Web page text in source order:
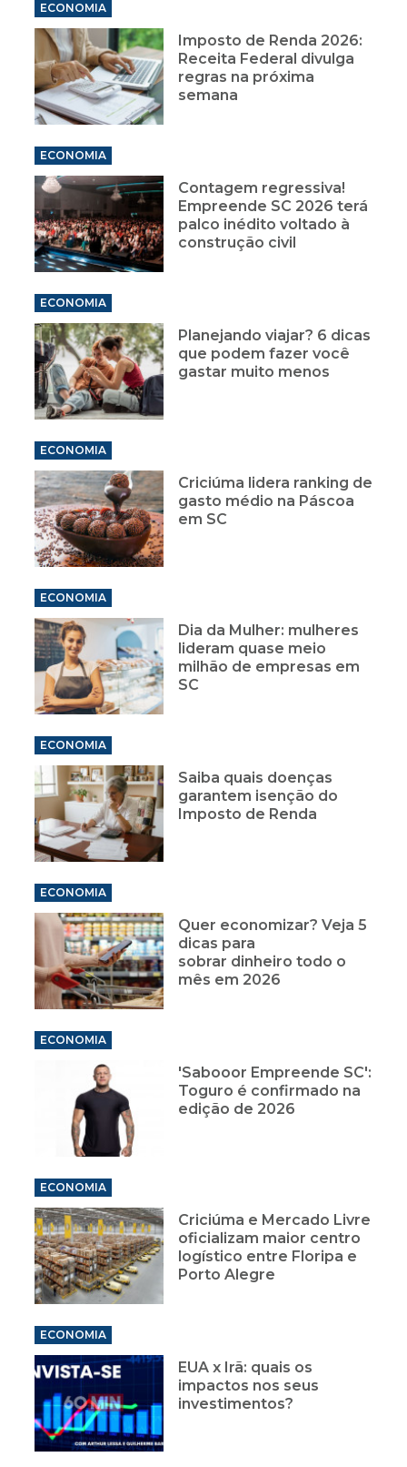
ECONOMIA
Imposto de Renda 2026:
Receita Federal divulga
regras na próxima
semana
ECONOMIA
Contagem regressiva!
Empreende SC 2026 terá
palco inédito voltado à
construção civil
ECONOMIA
Planejando viajar? 6 dicas
que podem fazer você
gastar muito menos
ECONOMIA
Criciúma lidera ranking de
gasto médio na Páscoa
em SC
ECONOMIA
Dia da Mulher: mulheres
lideram quase meio
milhão de empresas em
SC
ECONOMIA
Saiba quais doenças
garantem isenção do
Imposto de Renda
ECONOMIA
Quer economizar? Veja 5
dicas para
sobrar dinheiro todo o
mês em 2026
ECONOMIA
'Sabooor Empreende SC':
Toguro é confirmado na
edição de 2026
ECONOMIA
Criciúma e Mercado Livre
oficializam maior centro
logístico entre Floripa e
Porto Alegre
ECONOMIA
EUA x Irã: quais os
impactos nos seus
investimentos?